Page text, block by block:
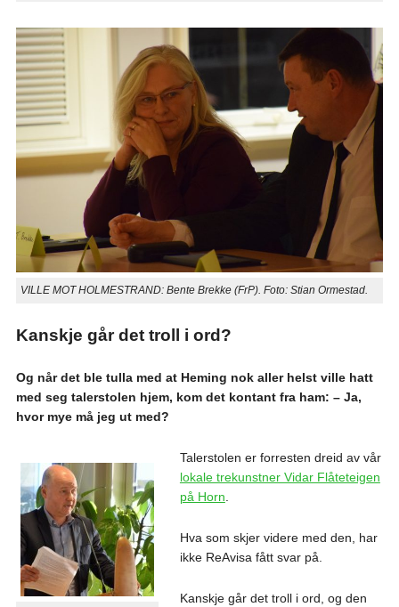
VILLE MOT HOLMESTRAND: Bente Brekke (FrP). Foto: Stian Ormestad.
Kanskje går det troll i ord?
Og når det ble tulla med at Heming nok aller helst ville hatt
med seg talerstolen hjem, kom det kontant fra ham: – Ja,
hvor mye må jeg ut med?
Talerstolen er forresten dreid av vår
lokale trekunstner Vidar Flåteteigen
på Horn.
Hva som skjer videre med den, har
ikke ReAvisa fått svar på.
Kanskje går det troll i ord, og den